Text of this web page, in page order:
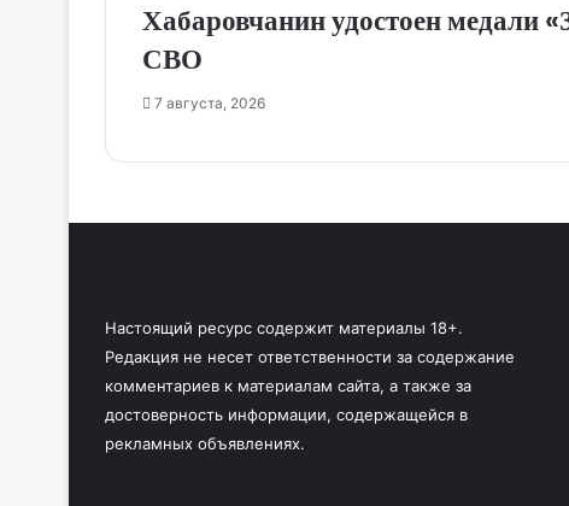
Хабаровчанин удостоен медали
СВО
7 августа, 2026
Настоящий ресурс содержит материалы 18+.
Редакция не несет ответственности за содержание
комментариев к материалам сайта, а также за
достоверность информации, содержащейся в
рекламных объявлениях.